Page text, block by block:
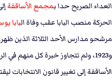
العداء الصريح حدا بمجمع الأساقفة
الحركة منصب البابا عقب وفاة البابا
و1923، ولم تتجاوز خبرة كل منهم
الأساقفة إلى تغيير قانون الانتخابات